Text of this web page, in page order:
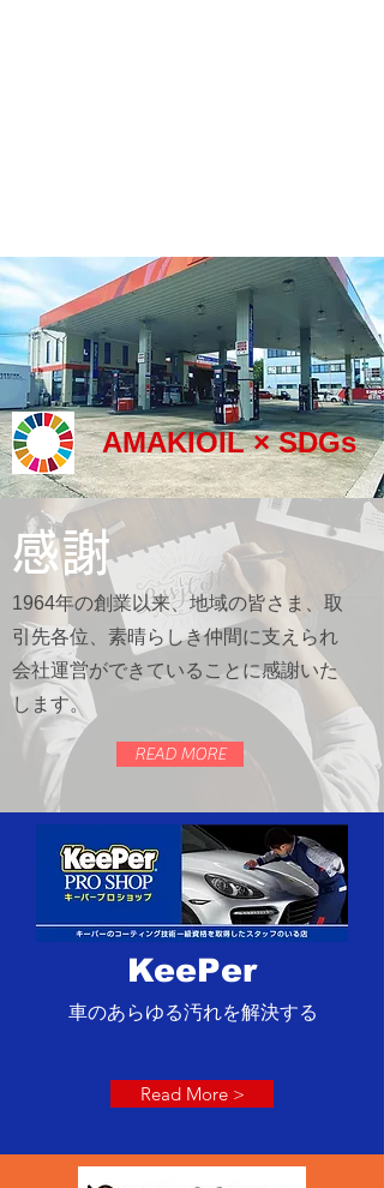
AMAKIOIL × SDGs
感謝
1964年の創業以来、地域の皆さま、取
引先各位、素晴らしき仲間に支えられ
会社運営ができていることに感謝いた
します。
READ MORE
KeePer
車のあらゆる汚れを解決する
Read More >